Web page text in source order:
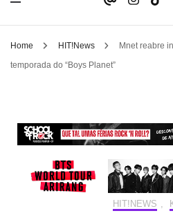
Home HIT!News
Mnet reabre
temporada do “Boys Planet”
HIT!NEWS